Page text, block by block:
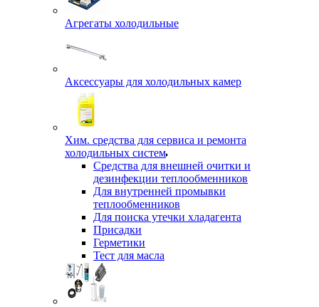
Агрегаты холодильные
Аксессуары для холодильных камер
Хим. средства для сервиса и ремонта
холодильных систем
Средства для внешней очитки и
дезинфекции теплообменников
Для внутренней промывки
теплообменников
Для поиска утечки хладагента
Присадки
Герметики
Тест для масла